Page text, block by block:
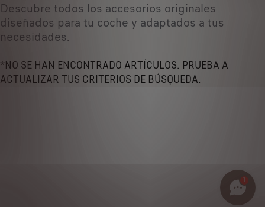
Descubre todos los accesorios originales
diseñados ​​para tu coche y adaptados a tus
necesidades.
*NO SE HAN ENCONTRADO ARTÍCULOS. PRUEBA A
ACTUALIZAR TUS CRITERIOS DE BÚSQUEDA.